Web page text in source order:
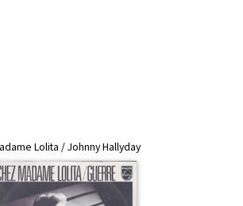
Lolita / Johnny Hallyday